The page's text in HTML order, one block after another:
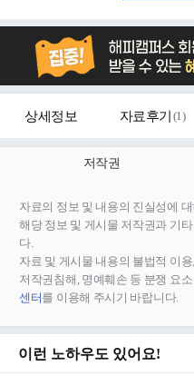
상세정보 자료후기 (1 )
저작권
자료의 정보 및 내용의 진실성에
해당 정보 및 게시물 저작권과 기
다.
자료 및 게시물 내용의 불법적 이
저작권침해, 명예훼손 등 분쟁 요
센터를 이용해 주시기 바랍니다.
이런 노하우도 있어요!